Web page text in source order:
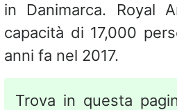
in Danimarca. Royal
capacità di 17,000
anni fa nel 2017.
Trova in questa